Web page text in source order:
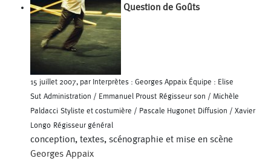
Question de Goûts
15 juillet 2007, par Interprètes : Georges Appaix Équipe : Elise
Sut Administration / Emmanuel Proust Régisseur son / Michèle
Paldacci Styliste et costumière / Pascale Hugonet Diffusion / Xavier
Longo Régisseur général
conception, textes, scénographie et mise en scène
Georges Appaix